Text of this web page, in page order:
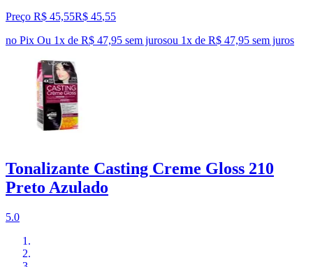
Preço R$ 45,55R$ 45,55
no Pix Ou 1x de R$ 47,95 sem jurosou 1x de R$ 47,95 sem juros
Tonalizante Casting Creme Gloss 210
Preto Azulado
5.0